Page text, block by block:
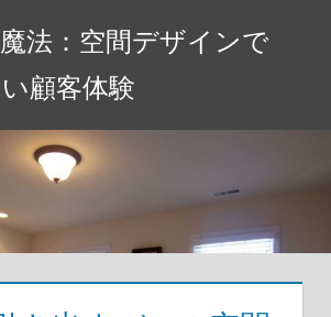
法：空間デザインで
顧客体験